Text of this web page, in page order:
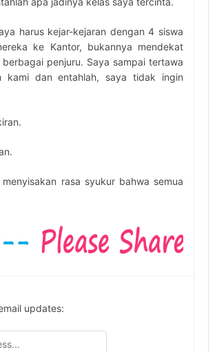
harus kejar-kejaran dengan 4 siswa
ke Kantor, bukannya mendekat
penjuru. Saya sampai tertawa
kami dan entahlah, saya tidak ingin
rasa syukur bahwa semua
updates: